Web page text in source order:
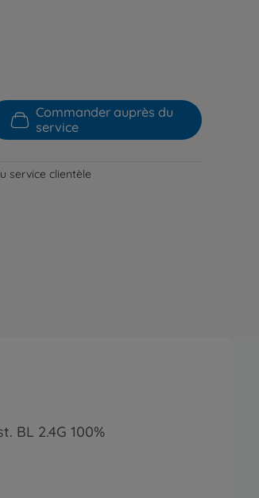
Commander auprès du
service
service clientèle
BL 2.4G 100%